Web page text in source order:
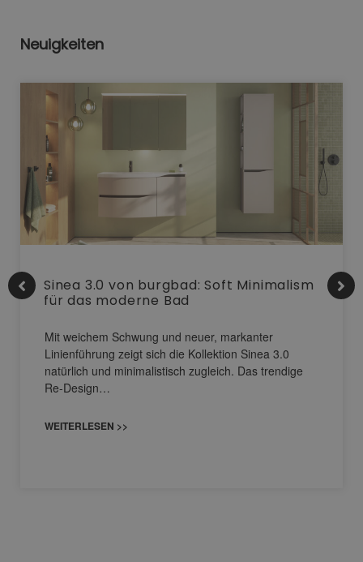
Neuigkeiten
Sinea 3.0 von burgbad: Soft Minimalism
für das moderne Bad
Mit weichem Schwung und neuer, markanter
Linienführung zeigt sich die Kollektion Sinea 3.0
natürlich und minimalistisch zugleich. Das trendige
Re-Design…
WEITERLESEN >>